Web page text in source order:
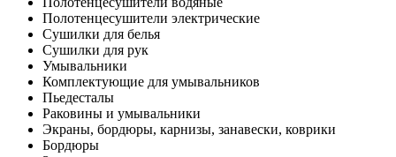
Полотенцесушители электрические
Сушилки для белья
Сушилки для рук
Умывальники
Комплектующие для умывальников
Пьедесталы
Раковины и умывальники
Экраны, бордюры, карнизы, занавески, коврики
Бордюры